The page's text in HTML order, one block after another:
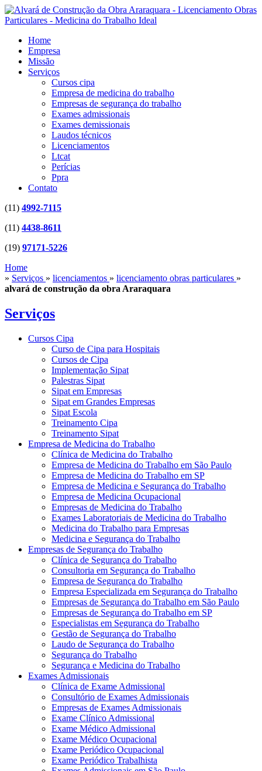
Home
Empresa
Missão
Serviços
Cursos cipa
Empresa de medicina do trabalho
Empresas de segurança do trabalho
Exames admissionais
Exames demissionais
Laudos técnicos
Licenciamentos
Ltcat
Perícias
Ppra
Contato
(11) 4992-7115
(11) 4438-8611
(19) 97171-5226
Home
» Serviços » licenciamentos » licenciamento obras particulares »
alvará de construção da obra Araraquara
Serviços
Cursos Cipa
Curso de Cipa para Hospitais
Cursos de Cipa
Implementação Sipat
Palestras Sipat
Sipat em Empresas
Sipat em Grandes Empresas
Sipat Escola
Treinamento Cipa
Treinamento Sipat
Empresa de Medicina do Trabalho
Clínica de Medicina do Trabalho
Empresa de Medicina do Trabalho em São Paulo
Empresa de Medicina do Trabalho em SP
Empresa de Medicina e Segurança do Trabalho
Empresa de Medicina Ocupacional
Empresas de Medicina do Trabalho
Exames Laboratoriais de Medicina do Trabalho
Medicina do Trabalho para Empresas
Medicina e Segurança do Trabalho
Empresas de Segurança do Trabalho
Clínica de Segurança do Trabalho
Consultoria em Segurança do Trabalho
Empresa de Segurança do Trabalho
Empresa Especializada em Segurança do Trabalho
Empresas de Segurança do Trabalho em São Paulo
Empresas de Segurança do Trabalho em SP
Especialistas em Segurança do Trabalho
Gestão de Segurança do Trabalho
Laudo de Segurança do Trabalho
Segurança do Trabalho
Segurança e Medicina do Trabalho
Exames Admissionais
Clínica de Exame Admissional
Consultório de Exames Admissionais
Empresas de Exames Admissionais
Exame Clínico Admissional
Exame Médico Admissional
Exame Médico Ocupacional
Exame Periódico Ocupacional
Exame Periódico Trabalhista